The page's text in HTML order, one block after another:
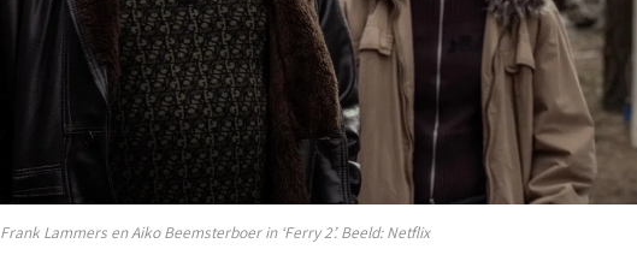
Frank Lammers en Aiko Beemsterboer in ‘Ferry 2’. Beeld: Netflix